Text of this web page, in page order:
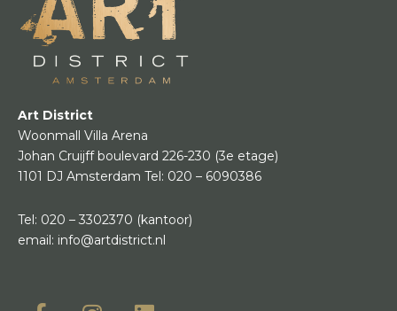
Art District
Woonmall Villa Arena
Johan Cruijff boulevard 226-230 (3e etage)
1101 DJ Amsterdam Tel: 020 – 6090386
Tel: 020 – 3302370 (kantoor)
email: info@artdistrict.nl